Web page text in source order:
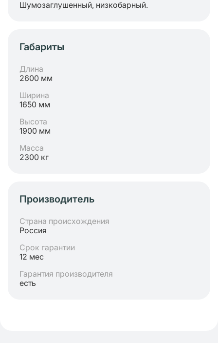
Шумозаглушенный, низкобарный.
Габариты
Длина
2600 мм
Ширина
1650 мм
Высота
1900 мм
Масса
2300 кг
Производитель
Страна происхождения
Россия
Срок гарантии
12 мес
Гарантия производителя
есть